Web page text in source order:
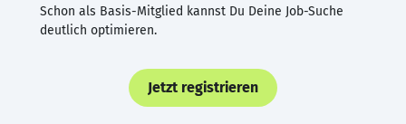
Schon als Basis-Mitglied kannst Du Deine Job-Suche
deutlich optimieren.
Jetzt registrieren